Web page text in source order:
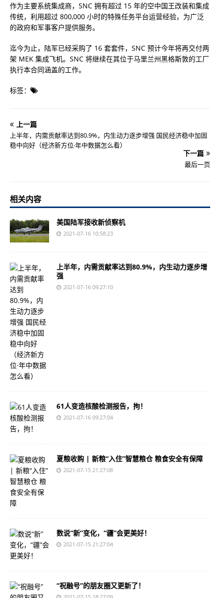
作为主要系统集成商，SNC 拥有超过 15 年的空中国王改装和集成
传统，利用超过 800,000 小时的特殊任务平台运营经验，为广泛
的政府和军​​事客户提供服务。
迄今为止，陆军已经采购了 16 套套件，SNC 预计今年将再交付两
架 MEK 集成飞机。SNC 将继续在其位于马里兰州黑格斯敦的工厂
执行本合同涵盖的工作。
标签：
上一篇
上半年，内需贡献率达到80.9%，内生动力逐步增强 国民经济稳中加固
稳中向好（经济新方位·年中数据怎么看）
下一篇
最后一页
相关内容
美国陆军接收新侦察机
2021-07-16 10:58:23
上半年，内需贡献率达到80.9%，内生动力逐步增
强
2021-07-16 09:27:10
61人变造核酸检测报告，拘！
2021-07-16 09:27:04
夏粮收购 | 新粮“入住”智慧粮仓 粮食安全有保障
2021-07-15 21:27:08
数说“新”变化，“疆”会更美好！
2021-07-15 21:27:04
“祝融号”的朋友圈又更新了！